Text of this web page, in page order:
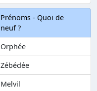
Prénoms - Quoi de
neuf ?
Orphée
Zébédée
Melvil